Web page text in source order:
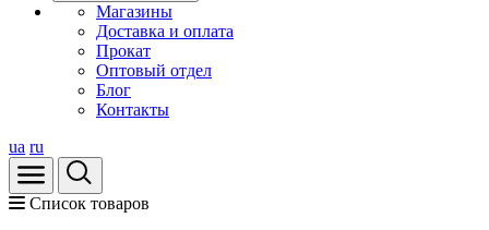
Магазины
Доставка и оплата
Прокат
Оптовый отдел
Блог
Контакты
ua ru
Список товаров